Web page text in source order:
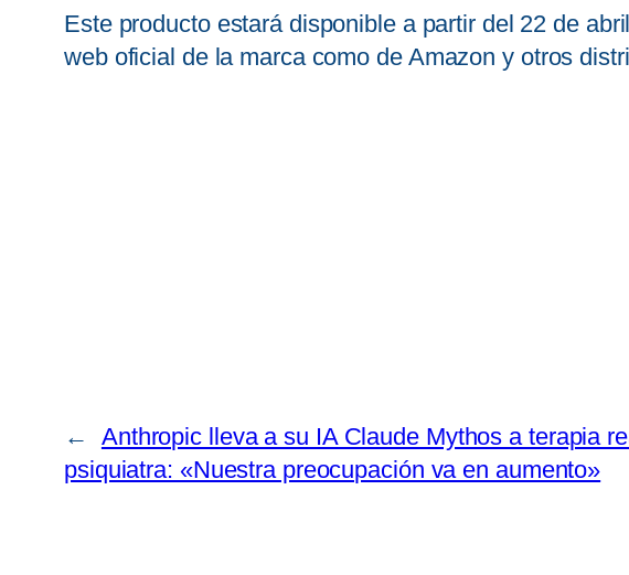
Este producto estará disponible a partir del 22 de
web oficial de la marca como de Amazon y otros
←
Anthropic lleva a su IA Claude Mythos a terapia
psiquiatra: «Nuestra preocupación va en aumento»